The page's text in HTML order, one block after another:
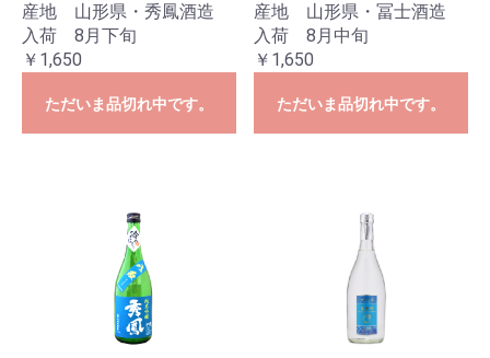
産地 山形県・秀鳳酒造
入荷 8月下旬
￥1,650
ただいま品切れ中です。
産地 山形県・冨士酒造
入荷 8月中旬
￥1,650
ただいま品切れ中です。